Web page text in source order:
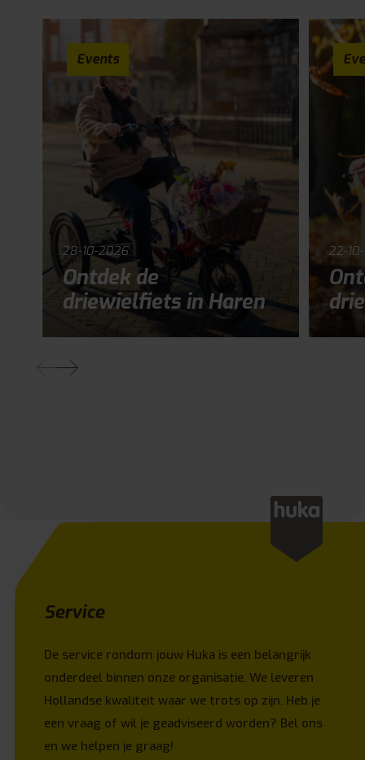
Events
28-10-2026
Ontdek de
driewielfiets in Haren
22-
Service
De service rondom jouw Huka is een belangrijk
onderdeel binnen onze organisatie. We leveren
Hollandse kwaliteit waar we trots op zijn. Heb je
een vraag of wil je geadviseerd worden? Bel ons
en we helpen je graag!